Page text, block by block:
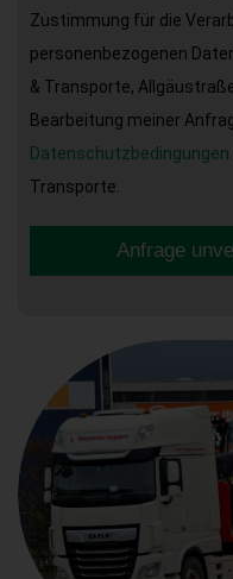
Zustimmung für die
personenbezogenen
& Transporte,
Bearbeitung meiner
Datenschutzbedingungen
Transporte.
Anfrage